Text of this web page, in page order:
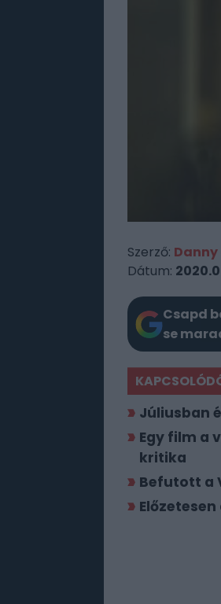
Szerző: Danny
Dátum:
Csapd
se
Júliusban
Egy film a
kritika
Befutott a
Előzetesen